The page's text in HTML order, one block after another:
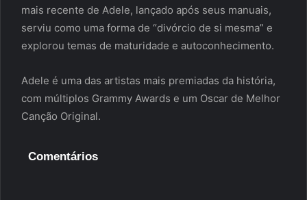
mais recente de Adele, lançado após seus manuais,
serviu como uma forma de “divórcio de si mesma” e
explorou temas de maturidade e autoconhecimento.
Adele é uma das artistas mais premiadas da história,
com múltiplos Grammy Awards e um Oscar de Melhor
Canção Original.
Comentários